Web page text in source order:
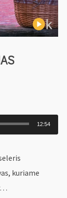
12:54
kuriame